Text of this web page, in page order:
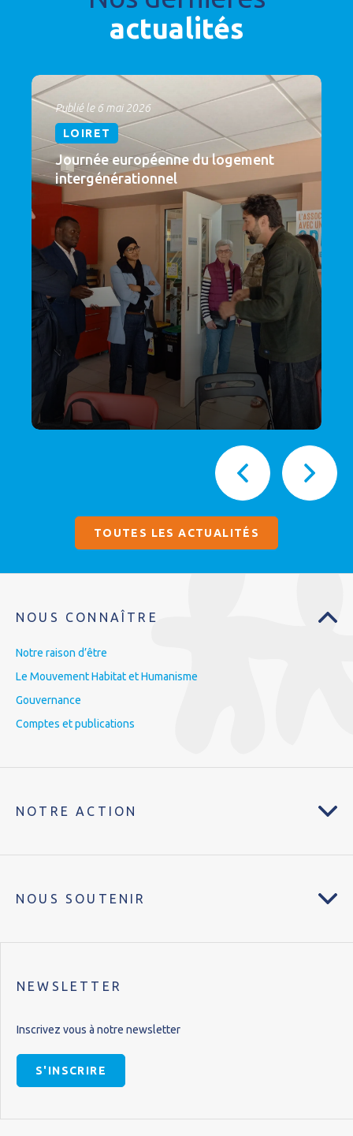
actualités
Publié le 6 mai 2026
LOIRET
Journée européenne du logement
intergénérationnel
TOUTES LES ACTUALITÉS
NOUS CONNAÎTRE
Notre raison d’être
Le Mouvement Habitat et Humanisme
Gouvernance
Comptes et publications
NOTRE ACTION
NOUS SOUTENIR
NEWSLETTER
Inscrivez vous à notre newsletter
S'INSCRIRE